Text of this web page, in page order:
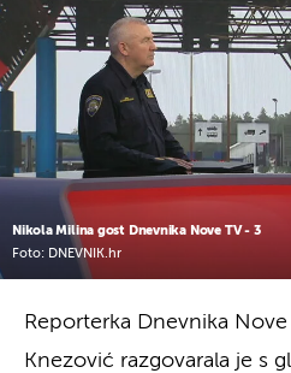
Nikola Milina gost Dnevnika Nove TV - 3
Foto: DNEVNIK.hr
Reporterka Dnevnika Nove
Knezović razgovarala je s